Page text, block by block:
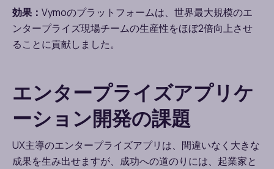
効果： Vymoのプラットフォームは、世界最大規模のエ
ンタープライズ現場チームの生産性をほぼ2倍向上させ
ることに貢献しました。
エンタープライズアプリケ
ーション開発の課題
UX主導のエンタープライズアプリは、間違いなく大きな
成果を生み出せますが、成功への道のりには、起業家と